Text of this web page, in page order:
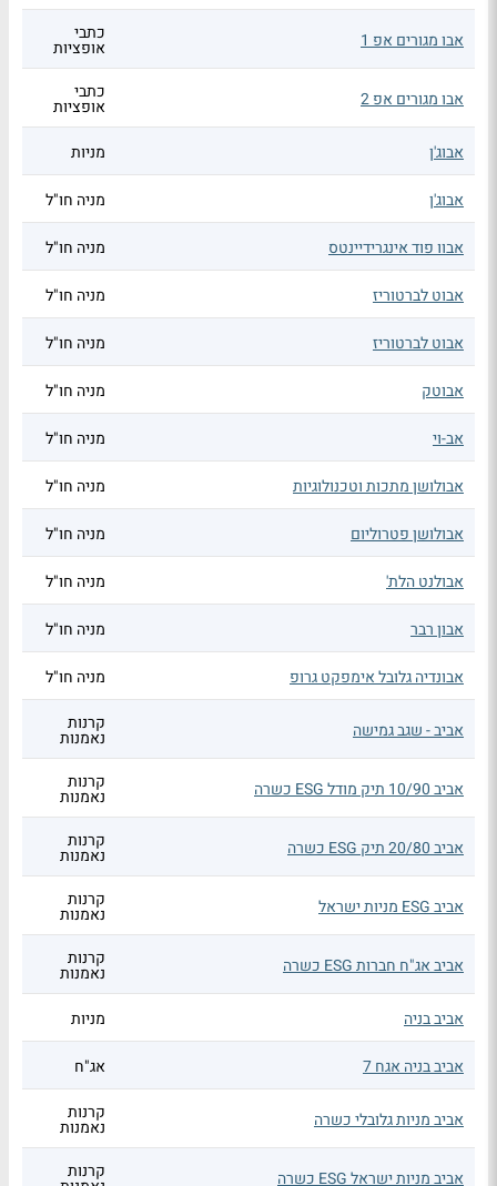
אבו מגורים אפ 1 כתבי
אופציות
אבו מגורים אפ 2 כתבי
אופציות
אבוג'ן
מניות
אבוג'ן מניה חו"ל
אבוו פוד אינגרידיינטס מניה חו"ל
אבוט לברטוריז מניה חו"ל
אבוט לברטוריז מניה חו"ל
אבוטק מניה חו"ל
אב-וי מניה חו"ל
אבולושן מתכות וטכנולוגיות מניה חו"ל
אבולושן פטרוליום מניה חו"ל
אבולנט הלת' מניה חו"ל
אבון רבר מניה חו"ל
אבונדיה גלובל אימפקט גרופ מניה חו"ל
אביב - שגב גמישה קרנות
נאמנות
אביב 10/90 תיק מודל ESG כשרה קרנות
נאמנות
אביב 20/80 תיק ESG כשרה קרנות
נאמנות
אביב ESG מניות ישראל קרנות
נאמנות
אביב אג"ח חברות ESG כשרה קרנות
נאמנות
אביב בניה
מניות
אביב בניה אגח 7 אג"ח
אביב מניות גלובלי כשרה קרנות
נאמנות
אביב מניות ישראל ESG כשרה קרנות